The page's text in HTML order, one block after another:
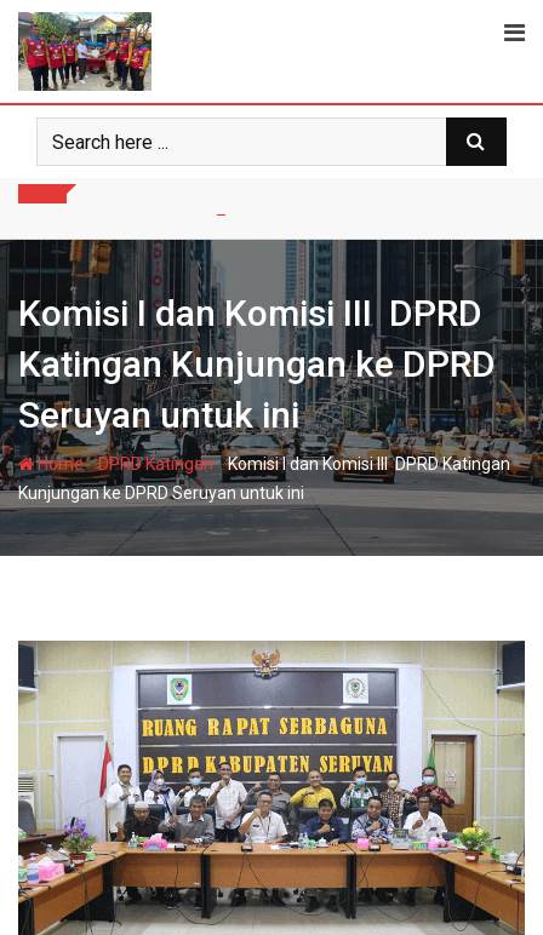
Skip
content
Komisi I dan Komisi III DPRD
Katingan Kunjungan ke DPRD
Seruyan untuk ini
Home-DPRD Katingan-Komisi I dan Komisi III DPRD Katingan
Kunjungan ke DPRD Seruyan untuk ini